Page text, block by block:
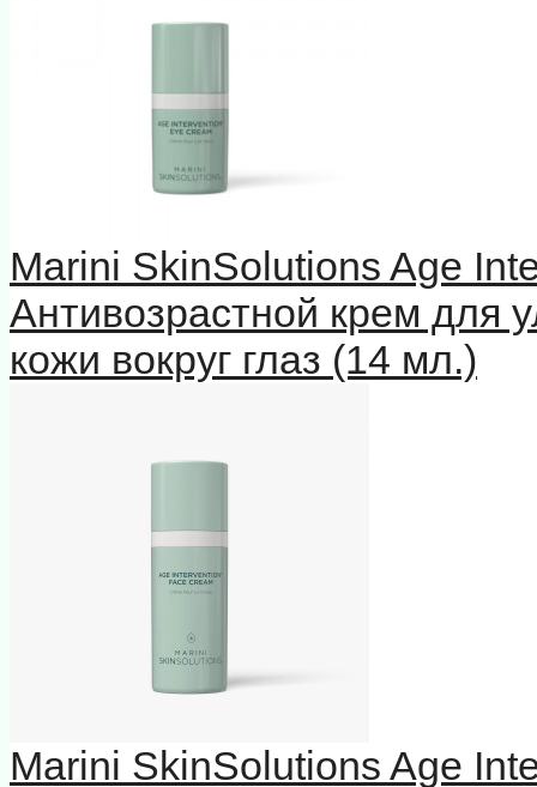
Marini SkinSolutions Age
Антивозрастной крем для
кожи вокруг глаз (14 мл.)
Marini SkinSolutions Age